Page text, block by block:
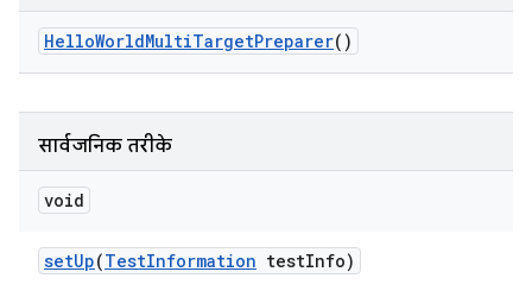
HelloWorldMultiTargetPreparer()
सार्वजनिक तरीके
void
setUp(TestInformation testInfo)